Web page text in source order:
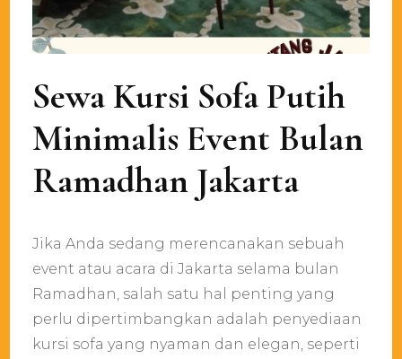
Sewa Kursi Sofa Putih
Minimalis Event Bulan
Ramadhan Jakarta
Jika Anda sedang merencanakan sebuah
event atau acara di Jakarta selama bulan
Ramadhan, salah satu hal penting yang
perlu dipertimbangkan adalah penyediaan
kursi sofa yang nyaman dan elegan, seperti